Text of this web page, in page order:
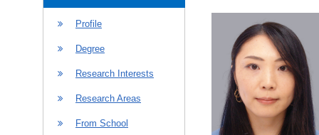
Profile
Degree
Research Interests
Research Areas
From School